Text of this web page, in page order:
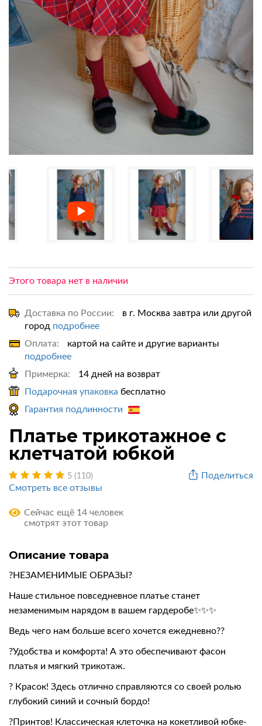
Этого товара нет в наличии
Доставка по России:
в г. Москва завтра или другой
город подробнее
Оплата:
картой на сайте и другие варианты
подробнее
Примерка:
14 дней на возврат
Подарочная упаковка бесплатно
Гарантия подлинности
Платье трикотажное с
клетчатой юбкой
Поделиться
5 (110)
Смотреть все отзывы
Сейчас ещё 14 человек
смотрят этот товар
Описание товара
?НЕЗАМЕНИМЫЕ ОБРАЗЫ?
Наше стильное повседневное платье станет
незаменимым нарядом в вашем гардеробе✨✨✨
Ведь чего нам больше всего хочется ежедневно??
?Удобства и комфорта! А это обеспечивают фасон
платья и мягкий трикотаж.
? Красок! Здесь отлично справляются со своей ролью
глубокий синий и сочный бордо!
?Принтов! Классическая клеточка на кокетливой юбке-